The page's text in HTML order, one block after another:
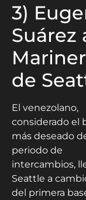
3)
Suárez
de
El venezolano,
considerado el
más deseado
periodo de
intercambios,
Seattle a
del primera